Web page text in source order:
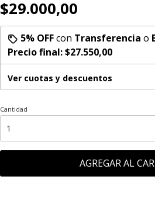
$29.000,00
5% OFFcon Transferencia o
Precio final:$27.550,00
Ver cuotas y descuentos
Cantidad
AGREGAR AL